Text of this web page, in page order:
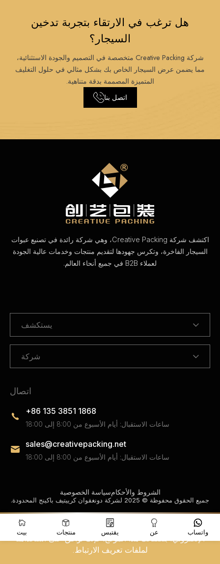
هل ترغب في الارتقاء بتجربة تدخين
السيجار؟
شركة Creative Packing متخصصة في التصميم والجودة الاستثنائية،
مما يضمن عرض السيجار الخاص بك بشكل مثالي في حلول التغليف
المتميزة المصممة بدقة متناهية.
اتصل بنا
اكتشف شركة Creative Packing، وهي شركة رائدة في تصنيع عبوات
السيجار الفاخرة، وتكرس جهودها لتقديم منتجات وخدمات عالية الجودة
لعملاء B2B في جميع أنحاء العالم.
يستكشف
شركة
اتصال
+86 135 3851 1868
ساعات الاستقبال: أيام الأسبوع من 8:00 إلى 18:00
sales@creativepacking.net
ساعات الاستقبال: أيام الأسبوع من 8:00 إلى 18:00
جميع الحقوق محفوظة © 2025 لشركة دونغقوان كرييتيف باكينج المحدودة.
سياسة الخصوصيةالشروط والأحكام
بيت منتجات يقتبس عن واتساب
نستخدم ملفات تعريف الارتباط لتحسين تجربتك على موقعنا
الإلكتروني. بتصفحك هذا الموقع، فإنك توافق على استخدامنا
لملفات تعريف الارتباط.